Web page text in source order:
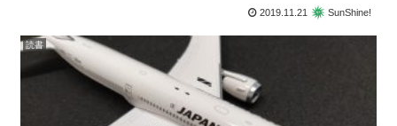
2019.11.21 SunShine!
読書